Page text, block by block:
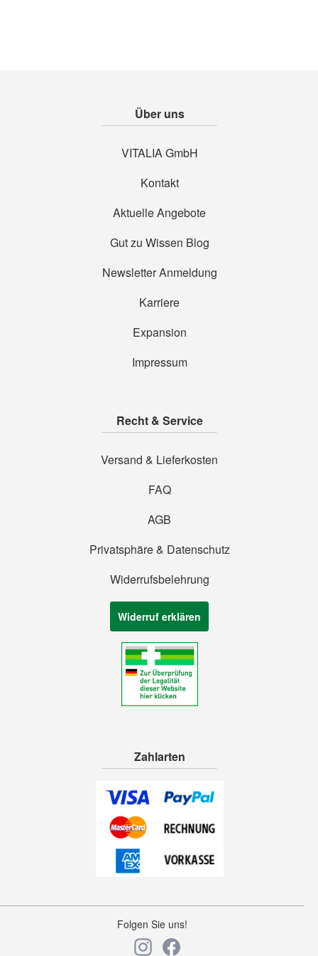
Über uns
VITALIA GmbH
Kontakt
Aktuelle Angebote
Gut zu Wissen Blog
Newsletter Anmeldung
Karriere
Expansion
Impressum
Recht & Service
Versand & Lieferkosten
FAQ
AGB
Privatsphäre & Datenschutz
Widerrufsbelehrung
Widerruf erklären
Zahlarten
Folgen Sie uns!